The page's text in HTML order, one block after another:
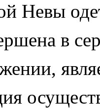
Невы
в